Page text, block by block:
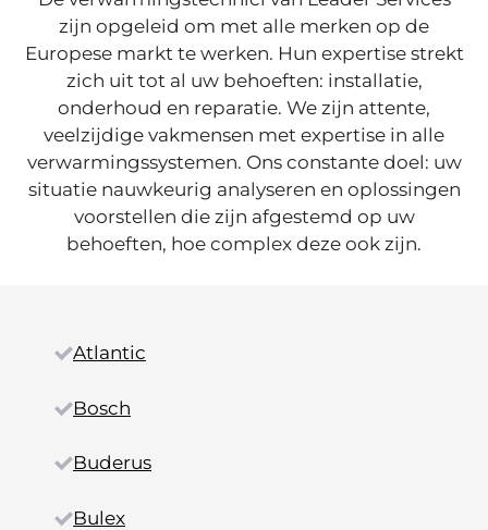
zijn opgeleid om met alle merken op de
Europese markt te werken. Hun expertise strekt
zich uit tot al uw behoeften: installatie,
onderhoud en reparatie. We zijn attente,
veelzijdige vakmensen met expertise in alle
verwarmingssystemen. Ons constante doel: uw
situatie nauwkeurig analyseren en oplossingen
voorstellen die zijn afgestemd op uw
behoeften, hoe complex deze ook zijn.
Atlantic
Bosch
Buderus
Bulex